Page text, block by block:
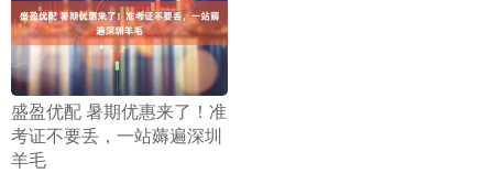
​盛盈优配 暑期优惠来了！准
考证不要丢，一站薅遍深圳
羊毛